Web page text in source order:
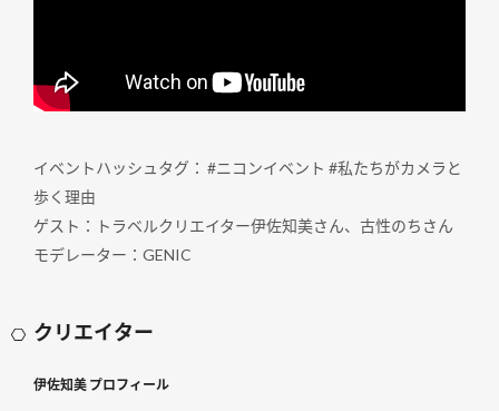
イベントハッシュタグ： #ニコンイベント #私たちがカメラと
歩く理由
ゲスト：トラベルクリエイター伊佐知美さん、古性のちさん
モデレーター：GENIC
クリエイター
伊佐知美 プロフィール